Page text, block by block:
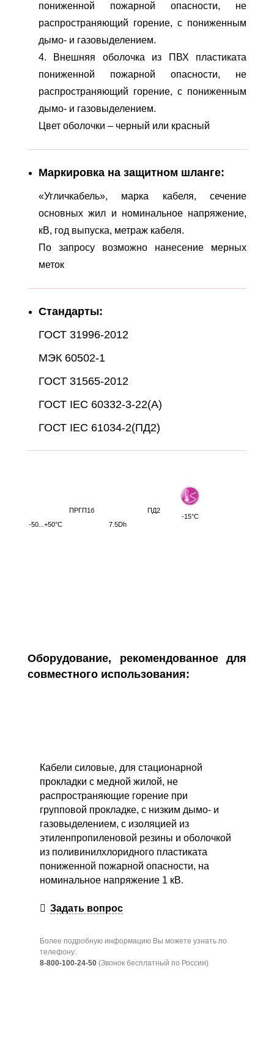
пониженной пожарной опасности, не
распространяющий горение, с пониженным
дымо- и газовыделением.
4. Внешняя оболочка из ПВХ пластиката
пониженной пожарной опасности, не
распространяющий горение, с пониженным
дымо- и газовыделением.
Цвет оболочки – черный или красный
Маркировка на защитном шланге:
«Угличкабель», марка кабеля, сечение
основных жил и номинальное напряжение,
кВ, год выпуска, метраж кабеля.
По запросу возможно нанесение мерных
меток
Стандарты:
ГОСТ 31996-2012
МЭК 60502-1
ГОСТ 31565-2012
ГОСТ IEC 60332-3-22(A)
ГОСТ IEC 61034-2(ПД2)
-50...+50°С
ПРГП1б
7.5Dh
ПД2
-15°С
Оборудование, рекомендованное для
совместного использования:
Кабели силовые, для стационарной
прокладки с медной жилой, не
распространяющие горение при
групповой прокладке, с низким дымо- и
газовыделением, с изоляцией из
этиленпропиленовой резины и оболочкой
из поливинилхлоридного пластиката
пониженной пожарной опасности, на
номинальное напряжение 1 кВ.
Задать вопрос
Более подробную информацию Вы можете узнать по
телефону:
8-800-100-24-50 (Звонок бесплатный по России)